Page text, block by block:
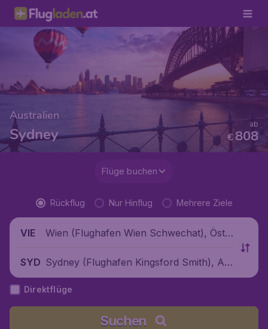
Australien
Sydney €808
ab
Flüge buchen
Rückflug Nur Hinflug Mehrere Ziele
VIE
Wien (Flughafen Wien Schwechat), Öste
SYD Sydney (Flughafen Kingsford Smith), Au
stralien
Direktflüge
Suchen